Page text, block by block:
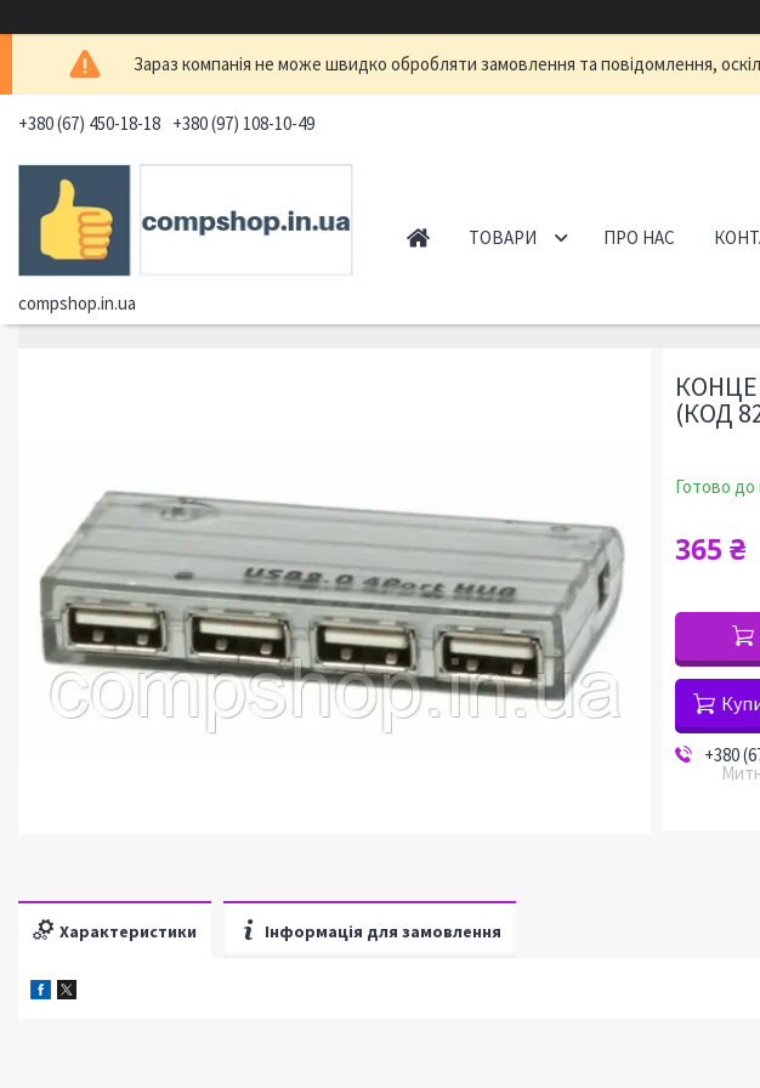
Зараз компанія не може швидко обробляти замовлення та повідомлення,
+380 (67) 450-18-18 +380 (97) 108-10-49
compshop.in.ua
ТОВАРИ ПРО НАС
(КОД
Готово до
365 ₴
+380
Характеристики Інформація для замовлення